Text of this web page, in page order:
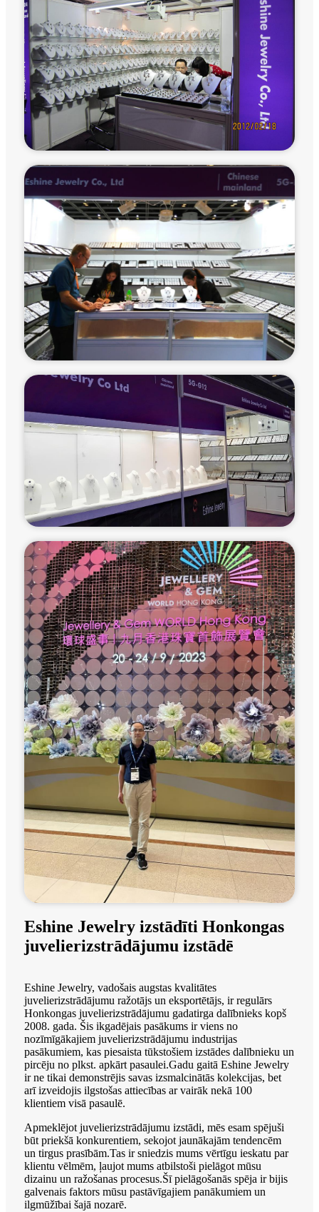
Eshine Jewelry izstādīti Honkongas
juvelierizstrādājumu izstādē
Eshine Jewelry, vadošais augstas kvalitātes
juvelierizstrādājumu ražotājs un eksportētājs, ir regulārs
Honkongas juvelierizstrādājumu gadatirga dalībnieks kopš
2008. gada. Šis ikgadējais pasākums ir viens no
nozīmīgākajiem juvelierizstrādājumu industrijas
pasākumiem, kas piesaista tūkstošiem izstādes dalībnieku un
pircēju no plkst. apkārt pasaulei.Gadu gaitā Eshine Jewelry
ir ne tikai demonstrējis savas izsmalcinātās kolekcijas, bet
arī izveidojis ilgstošas ​​attiecības ar vairāk nekā 100
klientiem visā pasaulē.
Apmeklējot juvelierizstrādājumu izstādi, mēs esam spējuši
būt priekšā konkurentiem, sekojot jaunākajām tendencēm
un tirgus prasībām.Tas ir sniedzis mums vērtīgu ieskatu par
klientu vēlmēm, ļaujot mums atbilstoši pielāgot mūsu
dizainu un ražošanas procesus.Šī pielāgošanās spēja ir bijis
galvenais faktors mūsu pastāvīgajiem panākumiem un
ilgmūžībai šajā nozarē.